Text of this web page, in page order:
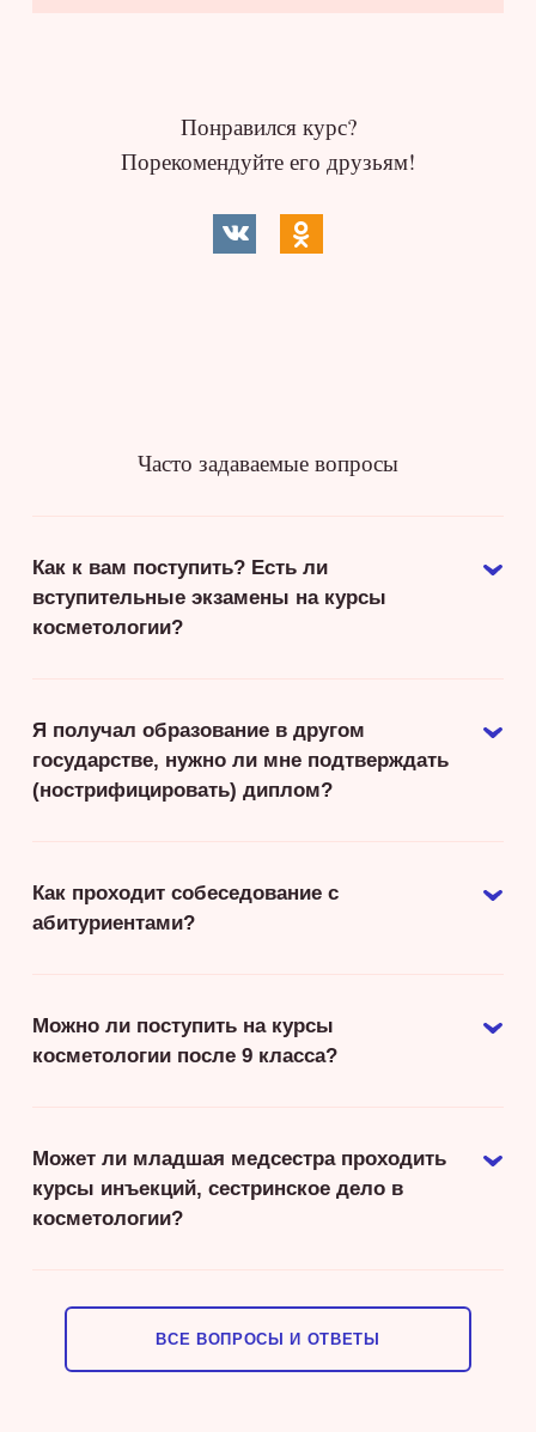
Понравился курс?
Порекомендуйте его друзьям!
Часто задаваемые вопросы
Как к вам поступить? Есть ли
вступительные экзамены на курсы
косметологии?
Я получал образование в другом
государстве, нужно ли мне подтверждать
(нострифицировать) диплом?
Как проходит собеседование с
абитуриентами?
Можно ли поступить на курсы
косметологии после 9 класса?
Может ли младшая медсестра проходить
курсы инъекций, сестринское дело в
косметологии?
ВСЕ ВОПРОСЫ И ОТВЕТЫ